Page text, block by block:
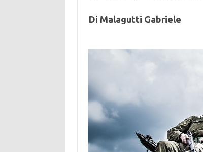
Di Malagutti Gabriele